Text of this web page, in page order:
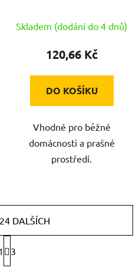
Skladem (dodání do 4 dnů)
120,66 Kč
DO KOŠÍKU
Vhodné pro běžné
domácnosti a prašné
prostředí.
O
DALŠÍCH
t
r
3